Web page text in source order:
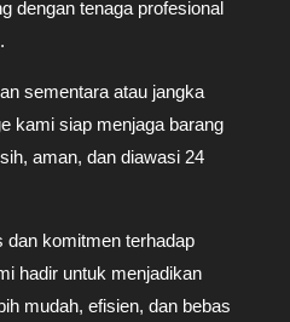
dengan tenaga profesional
sementara atau jangka
kami siap menjaga barang
aman, dan diawasi 24
dan komitmen terhadap
hadir untuk menjadikan
mudah, efisien, dan bebas